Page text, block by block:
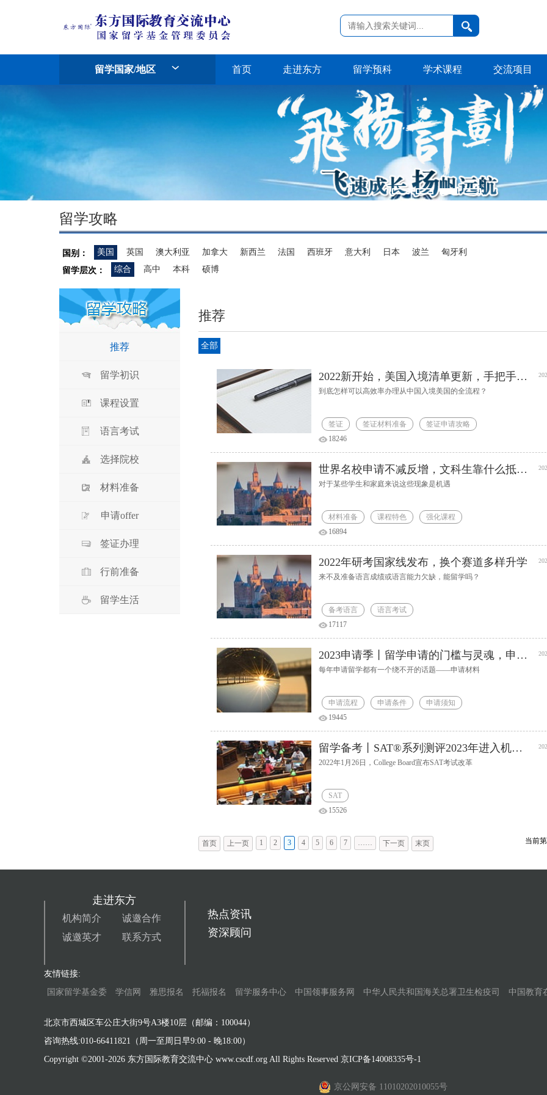
留学国家/地区 首页 走进东方 留学预科 学术课程 交流项目
留学攻略
国别： 美国 英国 澳大利亚 加拿大 新西兰 法国 西班牙 意大利 日本 波兰
匈牙利
留学层次：
综合 高中 本科 硕博
推荐
留学初识
课程设置
语言考试
选择院校
材料准备
申请offer
签证办理
行前准备
留学生活
推荐
全部
2022新开始，美国入境清单更新，手把手教你全部流程
到底怎样可以高效率办理从中国入境美国的全流程？
签证 签证材料准备
签证申请攻略
18246
世界名校申请不减反增，文科生靠什么抵抗内卷压力？
对于某些学生和家庭来说这些现象是机遇
材料准备 课程特色
强化课程
16894
2022年研考国家线发布，换个赛道多样升学
来不及准备语言成绩或语言能力欠缺，能留学吗？
备考语言
语言考试
17117
2023申请季丨留学申请的门槛与灵魂，申请材料篇
每年申请留学都有一个绕不开的话题——申请材料
申请流程 申请条件
申请须知
19445
留学备考丨SAT®系列测评2023年进入机考时代
2022年1月26日，College Board宣布SAT考试改革
SAT
15526
末页
下一页
……
7
6
5
4
3
2
1
上一页
首页 当前第
走进东方
机构简介
诚邀合作
诚邀英才
联系方式
热点资讯
资深顾问
友情链接:
国家留学基金委
学信网 雅思报名 托福报名 留学服务中心 中国领事服务网 中华人民共和国海关总署卫生检疫司 中国教育
北京市西城区车公庄大街9号A3楼10层（邮编：100044）
咨询热线:010-66411821（周一至周日早9:00 - 晚18:00）
Copyright ©2001-2026 东方国际教育交流中心 www.cscdf.org All Rights Reserved 京ICP备14008335号-1
京公网安备 11010202010055号